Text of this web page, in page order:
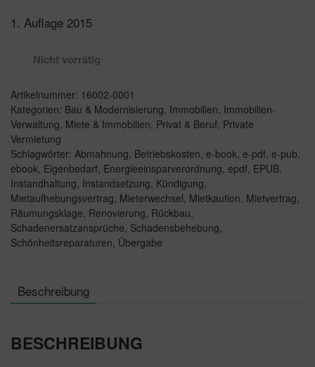
1. Auflage 2015
Nicht vorrätig
Artikelnummer: 16002-0001
Kategorien: Bau & Modernisierung Immobilien Immobilien-
Verwaltung Miete & Immobilien Privat & Beruf Private
Vermietung
Schlagwörter: Abmahnung Betriebskosten e-book e-pdf e-pub
ebook Eigenbedarf Energieeinsparverordnung epdf EPUB
Instandhaltung Instandsetzung Kündigung
Mietaufhebungsvertrag Mieterwechsel Mietkaution Mietvertrag
Räumungsklage Renovierung Rückbau
Schadenersatzansprüche Schadensbehebung
Schönheitsreparaturen Übergabe
Beschreibung
BESCHREIBUNG